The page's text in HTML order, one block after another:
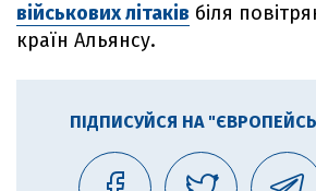
військових літаків біля
країн Альянсу.
ПІДПИСУЙСЯ НА